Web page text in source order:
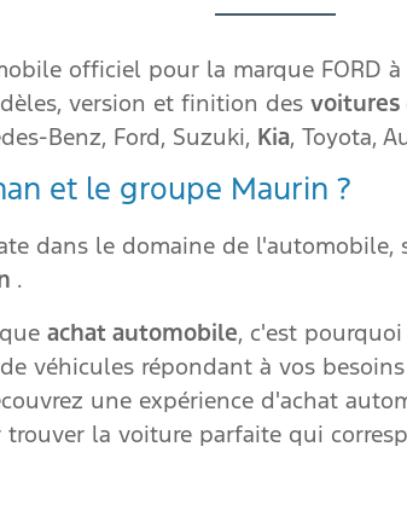
officiel pour la marque FORD
version et finition des voitures
Benz, Ford, Suzuki, Kia, Toyota,
et le groupe Maurin ?
dans le domaine de
.
achat automobile, c'est
véhicules répondant à vos
une expérience d'achat
la voiture parfaite qui